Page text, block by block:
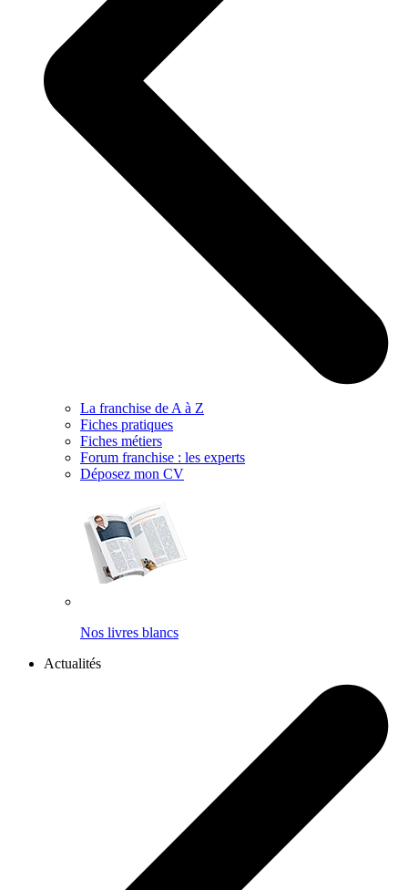
La franchise de A à Z
Fiches pratiques
Fiches métiers
Forum franchise : les experts
Déposez mon CV
Nos livres blancs
Actualités